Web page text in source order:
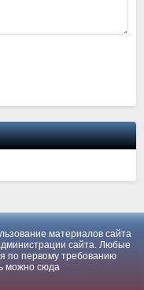
материалов сайта
сайта. Любые
по первому требованию
можно сюда